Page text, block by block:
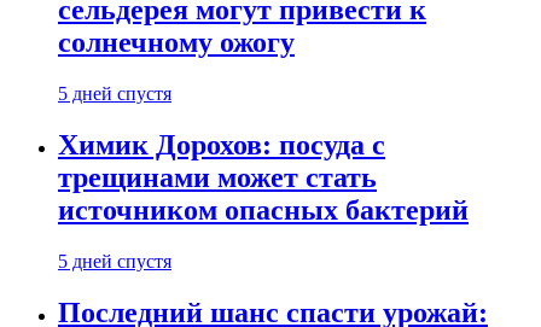
сельдерея могут привести к
солнечному ожогу
5 дней спустя
Химик Дорохов: посуда с
трещинами может стать
источником опасных бактерий
5 дней спустя
Последний шанс спасти урожай: